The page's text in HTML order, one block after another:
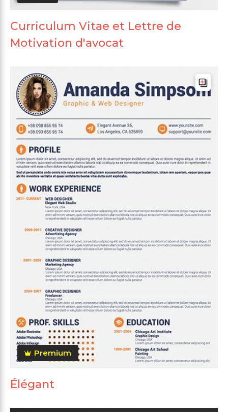
Curriculum Vitae et Lettre de
Motivation d'avocat
Premium
Élégant